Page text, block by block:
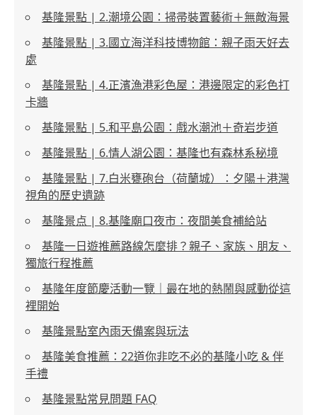
基隆景點 | 2.潮境公園：掃帚裝置藝術＋無敵海景
基隆景點 | 3.國立海洋科技博物館：親子雨天好去
處
基隆景點 | 4.正濱漁港彩色屋：港邊限定的彩色打
卡牆
基隆景點 | 5.和平島公園：戲水潮池＋奇岩步道
基隆景點 | 6.情人湖公園：基隆也有森林系秘境
基隆景點 | 7.白米甕砲台（荷蘭城）：夕陽＋港灣
視角的歷史遺跡
基隆景点 | 8.基隆廟口夜市：夜間美食補給站
基隆一日遊推薦路線怎麼排？親子、家族、朋友、
獨旅行程推薦
​基隆年度節慶活動一覽｜最在地的熱鬧與感動從這
裡開始
基隆景點室內雨天備案與玩法
基隆美食推薦：22道你非吃不必的基隆小吃 & 伴
手禮
基隆景點常見問題 FAQ